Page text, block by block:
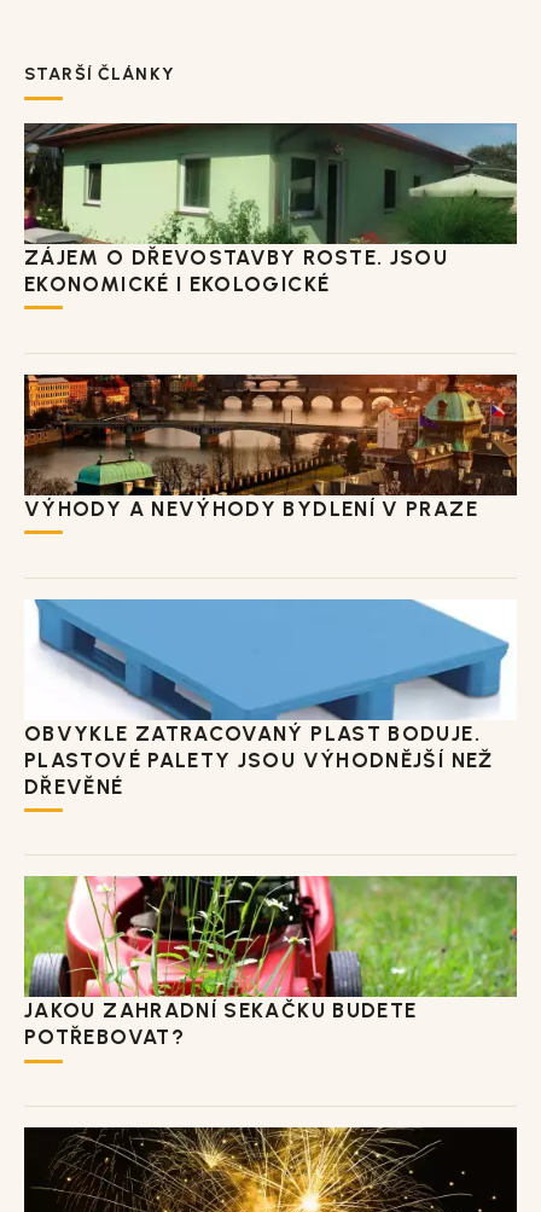
STARŠÍ ČLÁNKY
ZÁJEM O DŘEVOSTAVBY ROSTE. JSOU
EKONOMICKÉ I EKOLOGICKÉ
VÝHODY A NEVÝHODY BYDLENÍ V PRAZE
OBVYKLE ZATRACOVANÝ PLAST BODUJE.
PLASTOVÉ PALETY JSOU VÝHODNĚJŠÍ NEŽ
DŘEVĚNÉ
JAKOU ZAHRADNÍ SEKAČKU BUDETE
POTŘEBOVAT?